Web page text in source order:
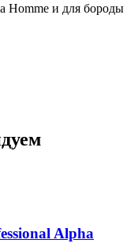
Homme и для бороды
Alpha